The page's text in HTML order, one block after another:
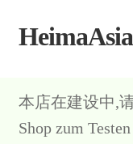
Skip
Skip
本店在建设中,
Shop zum